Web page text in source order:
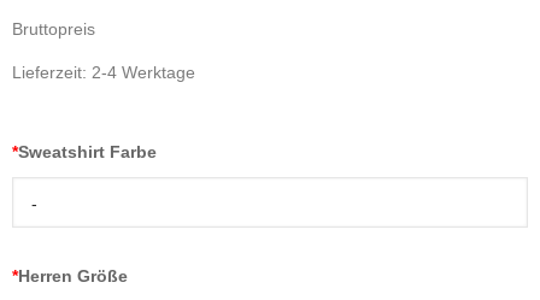
Bruttopreis
Lieferzeit: 2-4 Werktage
*Sweatshirt Farbe
-
*Herren Größe